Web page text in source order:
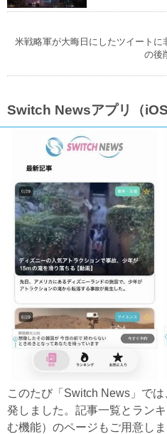
米戦略軍が大晦日にしたツイートに
の後
Switch Newsアプリ（
このたび「Switch News」で
発しました。記事一覧とラン
む機能）のページもご用意しま